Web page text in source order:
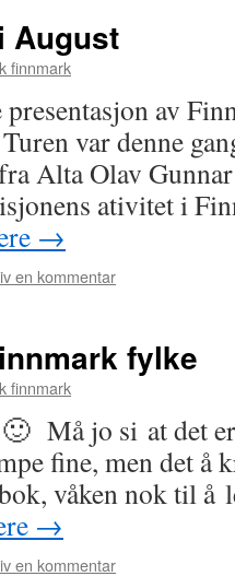
August
finnmark
av
var denne
Alta Olav
ativitet i
→
en kommentar
fylke
finnmark
Må jo si at det
fine, men det å
våken nok til å
→
en kommentar